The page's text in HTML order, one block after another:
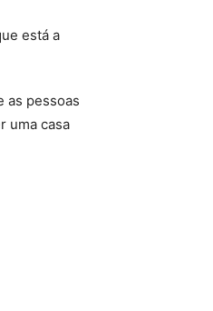
está a
as pessoas
uma casa